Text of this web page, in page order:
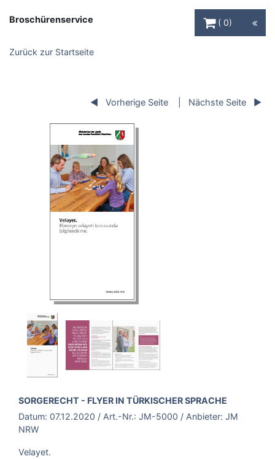
Broschürenservice
0
Zurück zur Startseite
Vorherige Seite Nächste Seite
BROSCHÜRE:
SORGERECHT - FLYER IN TÜRKISCHER SPRACHE
Datum: 07.12.2020 / Art.-Nr.: JM-5000 / Anbieter: JM
NRW
Velayet.